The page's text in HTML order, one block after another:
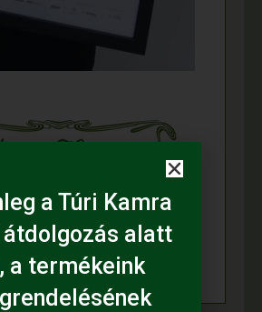
a Túri Kamra
alatt
a termékeink